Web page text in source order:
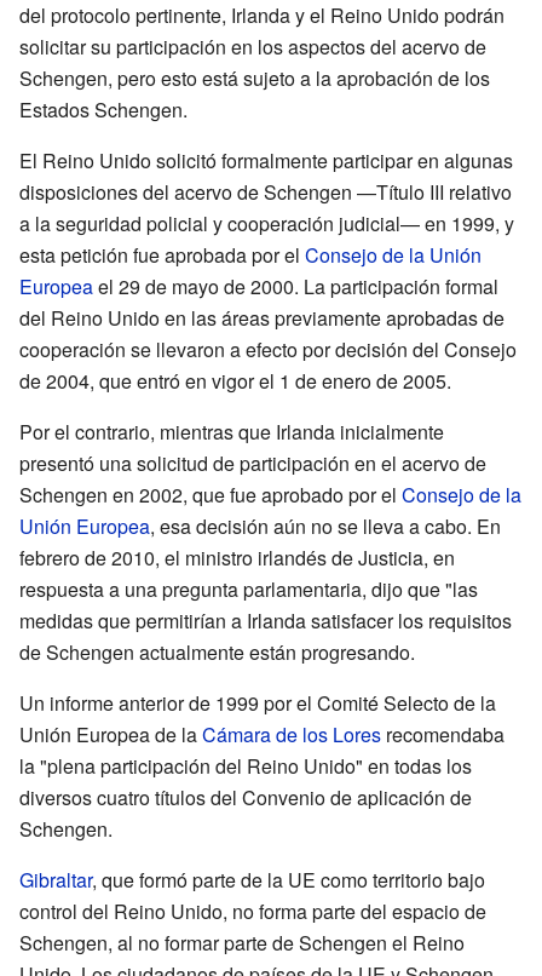
del protocolo pertinente, Irlanda y el Reino Unido podrán
solicitar su participación en los aspectos del acervo de
Schengen, pero esto está sujeto a la aprobación de los
Estados Schengen.
El Reino Unido solicitó formalmente participar en algunas
disposiciones del acervo de Schengen —Título III relativo
a la seguridad policial y cooperación judicial— en 1999, y
esta petición fue aprobada por el Consejo de la Unión
Europeael 29 de mayo de 2000. La participación formal
del Reino Unido en las áreas previamente aprobadas de
cooperación se llevaron a efecto por decisión del Consejo
de 2004, que entró en vigor el 1 de enero de 2005.
Por el contrario, mientras que Irlanda inicialmente
presentó una solicitud de participación en el acervo de
Schengen en 2002, que fue aprobado por el Consejo de la
Unión Europea, esa decisión aún no se lleva a cabo. En
febrero de 2010, el ministro irlandés de Justicia, en
respuesta a una pregunta parlamentaria, dijo que "las
medidas que permitirían a Irlanda satisfacer los requisitos
de Schengen actualmente están progresando.
Un informe anterior de 1999 por el Comité Selecto de la
Unión Europea de laCámara de los Lores recomendaba
la "plena participación del Reino Unido" en todas los
diversos cuatro títulos del Convenio de aplicación de
Schengen.
Gibraltar, que formó parte de la UE como territorio bajo
control del Reino Unido, no forma parte del espacio de
Schengen, al no formar parte de Schengen el Reino